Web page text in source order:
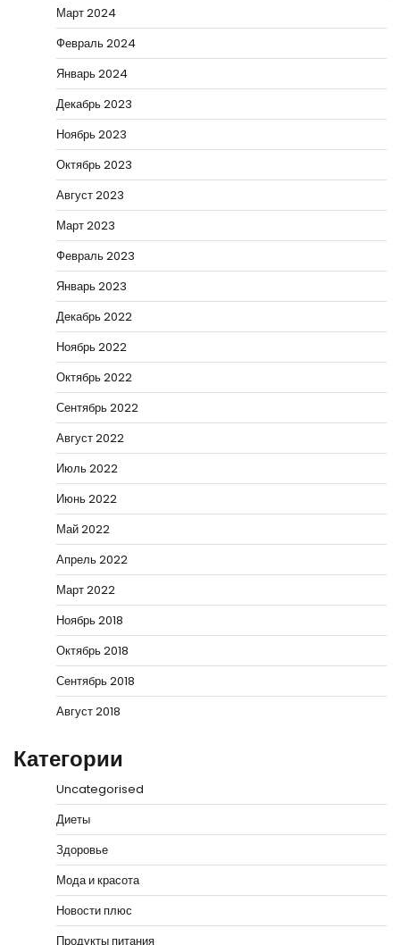
Март 2024
Февраль 2024
Январь 2024
Декабрь 2023
Ноябрь 2023
Октябрь 2023
Август 2023
Март 2023
Февраль 2023
Январь 2023
Декабрь 2022
Ноябрь 2022
Октябрь 2022
Сентябрь 2022
Август 2022
Июль 2022
Июнь 2022
Май 2022
Апрель 2022
Март 2022
Ноябрь 2018
Октябрь 2018
Сентябрь 2018
Август 2018
Категории
Uncategorised
Диеты
Здоровье
Мода и красота
Новости плюс
Продукты питания